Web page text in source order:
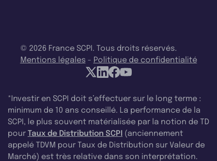
© 2026 France SCPI. Tous droits réservés.
Mentions légales - Politique de confidentialité
*Investir en SCPI doit s’effectuer sur le long terme :
minimum de 10 ans conseillé. La performance de la
SCPI, le plus souvent matérialisée par la notion de TD
pour Taux de Distribution SCPI (anciennement
appelé TDVM pour Taux de Distribution sur Valeur de
Marché) est très relative dans son interprétation.